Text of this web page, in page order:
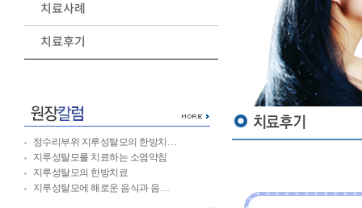
치료사례
치료후기
정수리부위 지루성탈모의 한방치…
지루성탈모를 치료하는 소염약침
지루성탈모의 한방치료
지루성탈모에 해로운 음식과 음…